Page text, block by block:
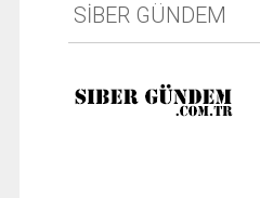
SİBER GÜNDEM